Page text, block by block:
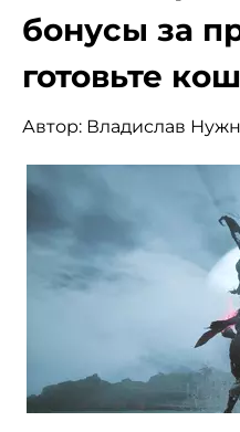
бонусы за
готовьте
Автор: Владислав